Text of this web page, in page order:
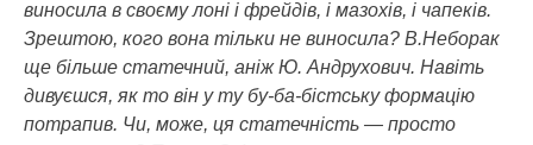
виносила в своєму лоні і фрейдів, і мазохів, і чапеків.
Зрештою, кого вона тільки не виносила? В.Неборак
ще більше статечний, аніж Ю. Андрухович. Навіть
дивуєшся, як то він у ту бу-ба-бістську формацію
потрапив. Чи, може, ця статечність — просто